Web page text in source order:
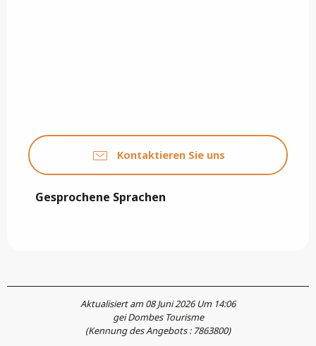
Kontaktieren Sie uns
Gesprochene Sprachen
Gesprochene Sprachen
Aktualisiert am 08 Juni 2026 Um 14:06
gei Dombes Tourisme
(Kennung des Angebots : 7863800)